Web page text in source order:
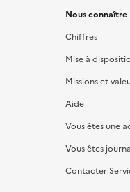
Nous connaître
Chiffres
Mise à
Missions et
Aide
Vous êtes une
Vous êtes
Contacter